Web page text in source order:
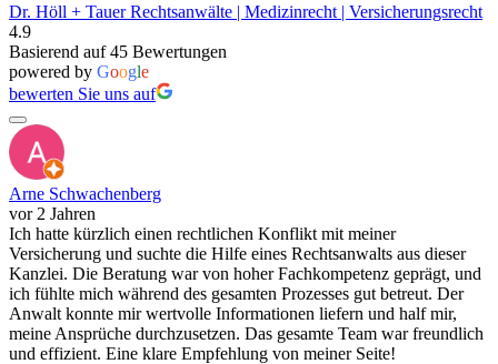
Dr. Höll + Tauer Rechtsanwälte | Medizinrecht | Versicherungsrecht
4.9
Basierend auf 45 Bewertungen
powered by Google
bewerten Sie uns auf
Arne Schwachenberg
vor 2 Jahren
Ich hatte kürzlich einen rechtlichen Konflikt mit meiner
Versicherung und suchte die Hilfe eines Rechtsanwalts aus dieser
Kanzlei. Die Beratung war von hoher Fachkompetenz geprägt, und
ich fühlte mich während des gesamten Prozesses gut betreut. Der
Anwalt konnte mir wertvolle Informationen liefern und half mir,
meine Ansprüche durchzusetzen. Das gesamte Team war freundlich
und effizient. Eine klare Empfehlung von meiner Seite!